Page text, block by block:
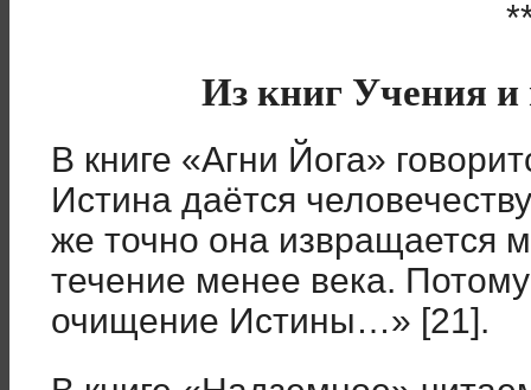
Из книг Учения
В книге «Агни Йога»
Истина даётся
же точно она извращается
течение менее века.
очищение Истины…» [21].